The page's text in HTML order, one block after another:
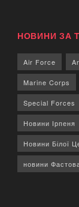
НОВИНИ ЗА
Air Force
Marine Corps
Special Forces
Новини Ірпеня
Новини Білої
новини